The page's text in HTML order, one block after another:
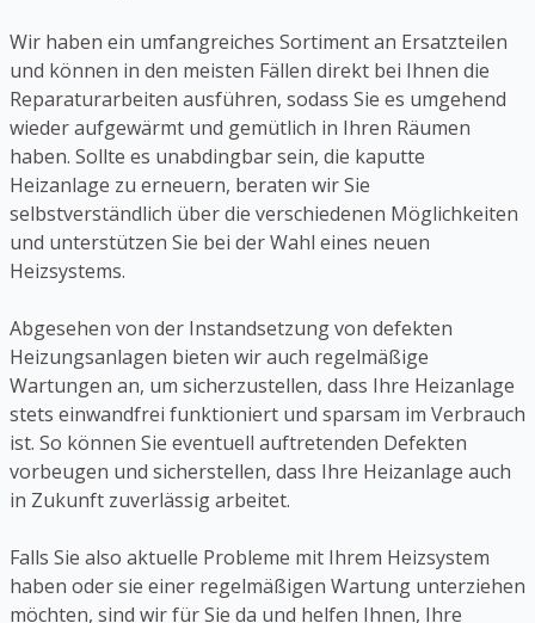
Wir haben ein umfangreiches Sortiment an Ersatzteilen
und können in den meisten Fällen direkt bei Ihnen die
Reparaturarbeiten ausführen, sodass Sie es umgehend
wieder aufgewärmt und gemütlich in Ihren Räumen
haben. Sollte es unabdingbar sein, die kaputte
Heizanlage zu erneuern, beraten wir Sie
selbstverständlich über die verschiedenen Möglichkeiten
und unterstützen Sie bei der Wahl eines neuen
Heizsystems.
Abgesehen von der Instandsetzung von defekten
Heizungsanlagen bieten wir auch regelmäßige
Wartungen an, um sicherzustellen, dass Ihre Heizanlage
stets einwandfrei funktioniert und sparsam im Verbrauch
ist. So können Sie eventuell auftretenden Defekten
vorbeugen und sicherstellen, dass Ihre Heizanlage auch
in Zukunft zuverlässig arbeitet.
Falls Sie also aktuelle Probleme mit Ihrem Heizsystem
haben oder sie einer regelmäßigen Wartung unterziehen
möchten, sind wir für Sie da und helfen Ihnen, Ihre